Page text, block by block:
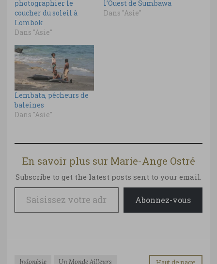
photographier le
coucher du soleil à
Lombok
Dans "Asie"
l’Ouest de Sumbawa
Dans "Asie"
Lembata, pêcheurs de
baleines
Dans "Asie"
En savoir plus sur Marie-Ange Ostré
Subscribe to get the latest posts sent to your email.
Saisissez votre adresse e-mail…
Abonnez-vous
Indonésie Un Monde Ailleurs Haut de page